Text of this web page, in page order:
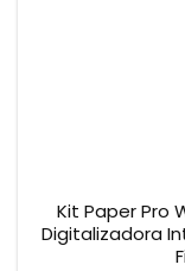
Kit Paper Pro
Digitalizadora